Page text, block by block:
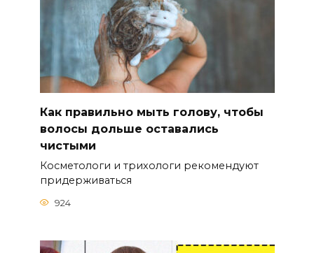
Как правильно мыть голову, чтобы
волосы дольше оставались
чистыми
Косметологи и трихологи рекомендуют
придерживаться
924